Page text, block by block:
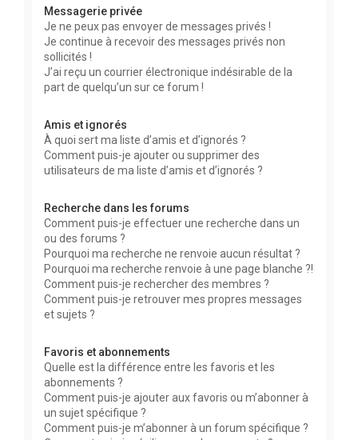
Messagerie privée
Je ne peux pas envoyer de messages privés !
Je continue à recevoir des messages privés non
sollicités !
J’ai reçu un courrier électronique indésirable de la
part de quelqu’un sur ce forum !
Amis et ignorés
À quoi sert ma liste d’amis et d’ignorés ?
Comment puis-je ajouter ou supprimer des
utilisateurs de ma liste d’amis et d’ignorés ?
Recherche dans les forums
Comment puis-je effectuer une recherche dans un
ou des forums ?
Pourquoi ma recherche ne renvoie aucun résultat ?
Pourquoi ma recherche renvoie à une page blanche ?!
Comment puis-je rechercher des membres ?
Comment puis-je retrouver mes propres messages
et sujets ?
Favoris et abonnements
Quelle est la différence entre les favoris et les
abonnements ?
Comment puis-je ajouter aux favoris ou m’abonner à
un sujet spécifique ?
Comment puis-je m’abonner à un forum spécifique ?